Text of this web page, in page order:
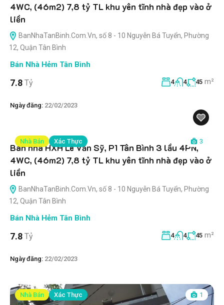
4WC, (46m2) 7,8 tỷ TL khu yên tĩnh nhà đẹp vào ở
liền
BanNhaTanBinh.Com.Vn, số 8 - 10 Nguyễn Bá Tuyển, Phường
12, Quận Tân Bình
Bán Nhà Hẻm Tân Bình
7.8 Tỷ 4 4 45 m²
Ngày đăng: 22/02/2023
Nhà Bán Xác Thực 3
Bán nhà HXH Lê Văn Sỹ, P1 Tân Bình 3 lầu 4PN,
4WC, (46m2) 7,8 tỷ TL khu yên tĩnh nhà đẹp vào ở
liền
BanNhaTanBinh.Com.Vn, số 8 - 10 Nguyễn Bá Tuyển, Phường
12, Quận Tân Bình
Bán Nhà Hẻm Tân Bình
7.8 Tỷ 4 4 45 m²
Ngày đăng: 22/02/2023
Nhà Bán Xác Thực 1